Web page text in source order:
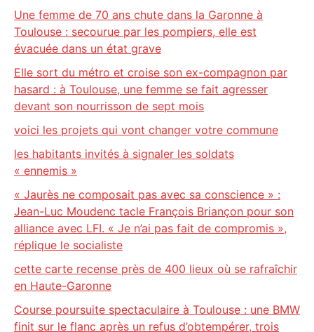
Une femme de 70 ans chute dans la Garonne à
Toulouse : secourue par les pompiers, elle est
évacuée dans un état grave
Elle sort du métro et croise son ex-compagnon par
hasard : à Toulouse, une femme se fait agresser
devant son nourrisson de sept mois
voici les projets qui vont changer votre commune
les habitants invités à signaler les soldats
« ennemis »
« Jaurès ne composait pas avec sa conscience » :
Jean-Luc Moudenc tacle François Briançon pour son
alliance avec LFI. « Je n’ai pas fait de compromis »,
réplique le socialiste
cette carte recense près de 400 lieux où se rafraîchir
en Haute-Garonne
Course poursuite spectaculaire à Toulouse : une BMW
finit sur le flanc après un refus d’obtempérer, trois